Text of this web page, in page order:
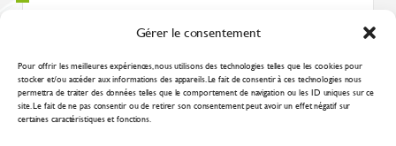
Gérer le consentement
Pour offrir les meilleures expériences, nous utilisons des technologies telles que les cookies pour
stocker et/ou accéder aux informations des appareils. Le fait de consentir à ces technologies nous
permettra de traiter des données telles que le comportement de navigation ou les ID uniques sur ce
site. Le fait de ne pas consentir ou de retirer son consentement peut avoir un effet négatif sur
certaines caractéristiques et fonctions.